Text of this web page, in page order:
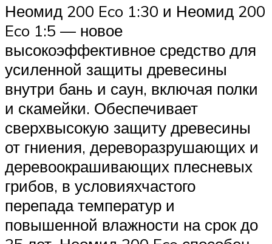
​Неомид 200 Eco 1:30 и Неомид 200
Eco 1:5 — новое
высокоэффективное средство для
усиленной защиты древесины
внутри бань и саун, включая полки
и скамейки. Обеспечивает
сверхвысокую защиту древесины
от гниения, дереворазрушающих и
деревоокрашивающих плесневых
грибов, в условияхчастого
перепада температур и
повышенной влажности на срок до